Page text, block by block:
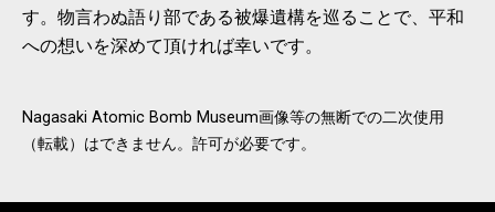
す。 物言わぬ語り部である被爆遺構を巡ることで、平和
への想いを深めて頂ければ幸いです。
Nagasaki Atomic Bomb Museum画像等の無断での二次使用
（転載）はできません。許可が必要です。